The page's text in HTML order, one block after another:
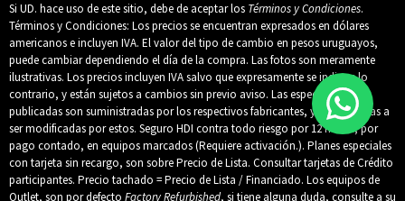
Si UD. hace uso de este sitio, debe de aceptar los Términos y Condiciones.
Términos y Condiciones: Los precios se encuentran expresados en dólares
americanos e incluyen IVA. El valor del tipo de cambio en pesos uruguayos,
puede cambiar dependiendo el día de la compra. Las fotos son meramente
ilustrativas. Los precios incluyen IVA salvo que expresamente se indique lo
contrario, y están sujetos a cambios sin previo aviso. Las especificaciones
publicadas son suministradas por los respectivos fabricantes, y están sujetas a
ser modificadas por estos. Seguro HDI contra todo riesgo por 12 meses, por
pago contado, en equipos marcados (Requiere activación.). Planes especiales
con tarjeta sin recargo, son sobre Precio de Lista. Consultar tarjetas de Crédito
participantes. Precio tachado = Precio de Lista / Financiado. Los equipos de
Outlet, son por defecto Factory Refurbished, si tiene alguna duda, consulte a su